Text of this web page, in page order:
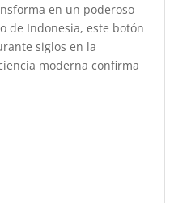
en un poderoso
de Indonesia, este botón
siglos en la
moderna confirma